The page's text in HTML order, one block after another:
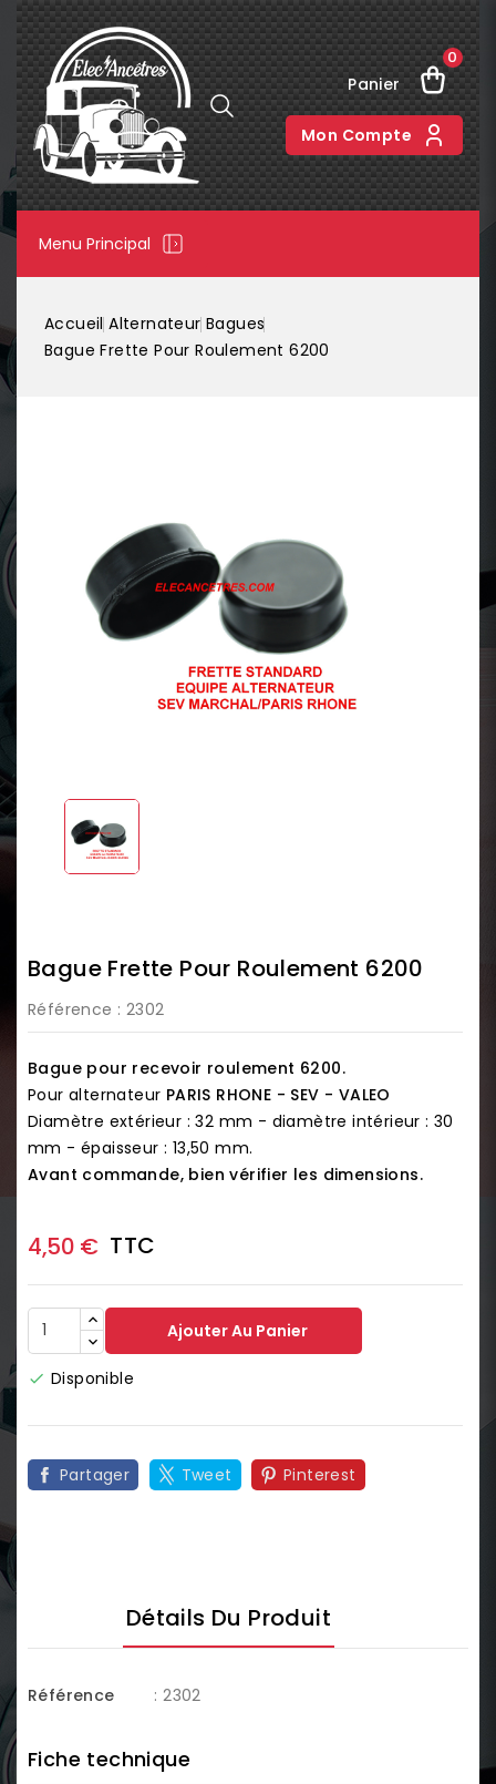
Panier
0
Mon Compte
Menu Principal
Accueil Alternateur Bagues
Bague Frette Pour Roulement 6200
Bague Frette Pour Roulement 6200
Référence : 2302
Bague pour recevoir roulement 6200.
Pour alternateur PARIS RHONE - SEV - VALEO
Diamètre extérieur : 32 mm - diamètre intérieur : 30
mm - épaisseur : 13,50 mm.
Avant commande, bien vérifier les dimensions.
4,50 € TTC
Ajouter Au Panier
 Disponible
Partager Tweet Pinterest
Détails Du Produit
Référence : 2302
Fiche technique